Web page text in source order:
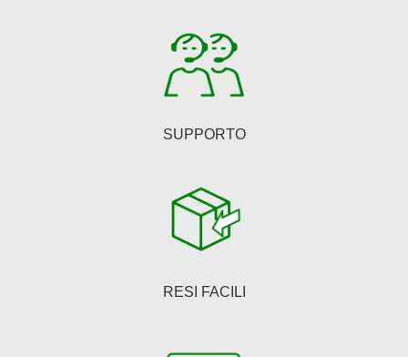
pagina
prodotto
SUPPORTO
RESI FACILI